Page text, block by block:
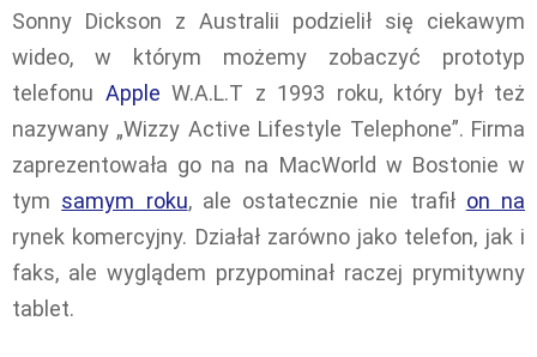
Sonny Dickson z Australii podzielił się ciekawym
wideo, w którym możemy zobaczyć prototyp
telefonu Apple W.A.L.T z 1993 roku, który był też
nazywany „Wizzy Active Lifestyle Telephone”. Firma
zaprezentowała go na na MacWorld w Bostonie w
tym samym roku, ale ostatecznie nie trafił on na
rynek komercyjny. Działał zarówno jako telefon, jak i
faks, ale wyglądem przypominał raczej prymitywny
tablet.